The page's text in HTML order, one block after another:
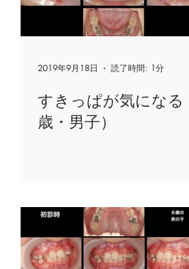
すきっぱが気になる
歳・男子）
2019年9月18日 読了時間: 1分